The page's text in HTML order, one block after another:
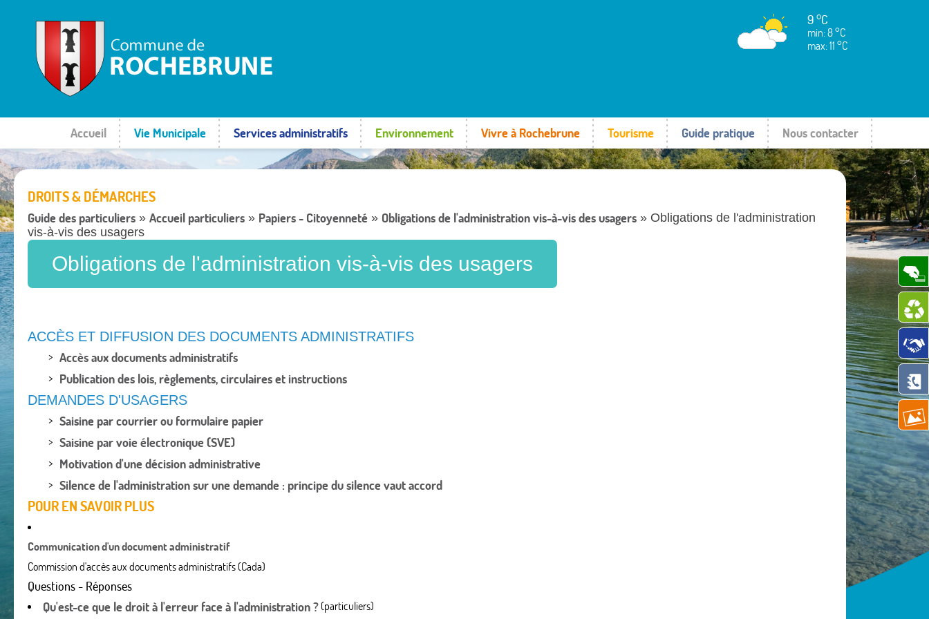
9 °C
min: 8 °C
max: 11 °C
Accueil Vie Municipale Services administratifs Environnement Vivre à Rochebrune Tourisme Guide pratique Nous contacter
DROITS & DÉMARCHES
Guide des particuliers » Accueil particuliers » Papiers - Citoyenneté » Obligations de l'administration vis-à-vis des usagers » Obligations de l'administration
vis-à-vis des usagers
Obligations de l'administration vis-à-vis des usagers
ACCÈS ET DIFFUSION DES DOCUMENTS ADMINISTRATIFS
Accès aux documents administratifs
Publication des lois, règlements, circulaires et instructions
DEMANDES D'USAGERS
Saisine par courrier ou formulaire papier
Saisine par voie électronique (SVE)
Motivation d'une décision administrative
Silence de l'administration sur une demande : principe du silence vaut accord
POUR EN SAVOIR PLUS
Communication d'un document administratif
Commission d'accès aux documents administratifs (Cada)
Questions - Réponses
Qu'est-ce que le droit à l'erreur face à l'administration ? (particuliers)